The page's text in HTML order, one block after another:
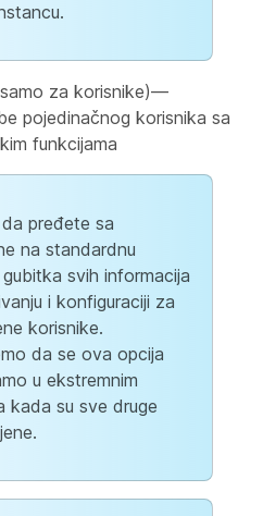
za korisnike)—
pojedinačnog korisnika sa
funkcijama
pređete sa
na standardnu
svih informacija
i konfiguraciji za
korisnike.
da se ova opcija
u ekstremnim
kada su sve druge